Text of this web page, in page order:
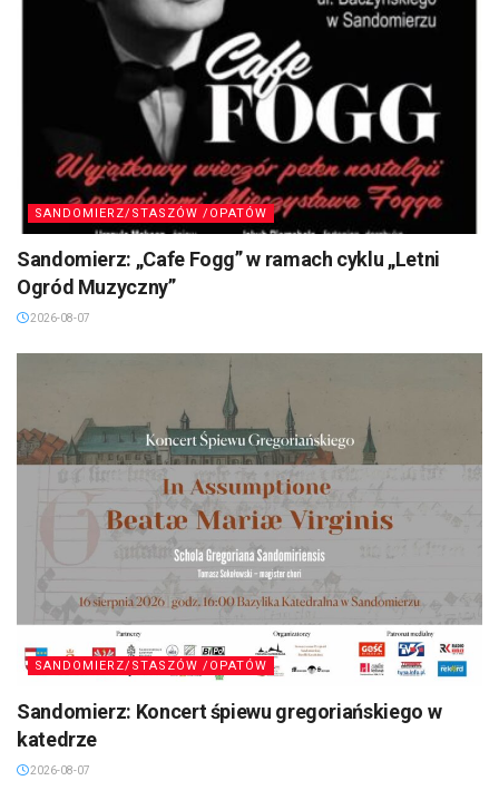
SANDOMIERZ/STASZÓW /OPATÓW
Sandomierz: „Cafe Fogg” w ramach cyklu „Letni
Ogród Muzyczny”
2026-08-07
SANDOMIERZ/STASZÓW /OPATÓW
Sandomierz: Koncert śpiewu gregoriańskiego w
katedrze
2026-08-07